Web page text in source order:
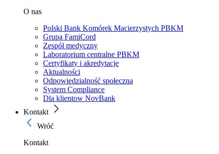
O nas
Polski Bank Komórek Macierzystych PBKM
Grupa FamiCord
Zespół medyczny
Laboratorium centralne PBKM
Certyfikaty i akredytacje
Aktualności
Odpowiedzialność społeczna
System Compliance
Dla klientow NovBank
Kontakt
Wróć
Kontakt